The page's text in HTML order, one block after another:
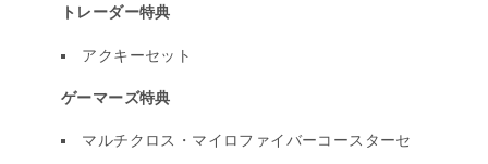
トレーダー特典
アクキーセット
ゲーマーズ特典
マルチクロス・マイロファイバーコースターセ